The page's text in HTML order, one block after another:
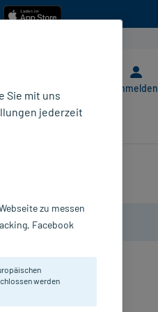
Anmelden
Sie mit uns
jederzeit
zu messen
Facebook
werden